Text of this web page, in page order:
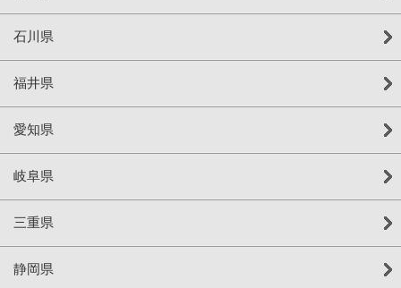
石川県
福井県
愛知県
岐阜県
三重県
静岡県